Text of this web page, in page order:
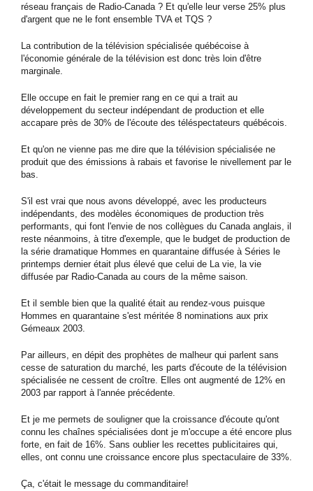
réseau français de Radio-Canada ? Et qu'elle leur verse 25% plus
d'argent que ne le font ensemble TVA et TQS ?
La contribution de la télévision spécialisée québécoise à
l'économie générale de la télévision est donc très loin d'être
marginale.
Elle occupe en fait le premier rang en ce qui a trait au
développement du secteur indépendant de production et elle
accapare près de 30% de l'écoute des téléspectateurs québécois.
Et qu'on ne vienne pas me dire que la télévision spécialisée ne
produit que des émissions à rabais et favorise le nivellement par le
bas.
S'il est vrai que nous avons développé, avec les producteurs
indépendants, des modèles économiques de production très
performants, qui font l'envie de nos collègues du Canada anglais, il
reste néanmoins, à titre d'exemple, que le budget de production de
la série dramatique Hommes en quarantaine diffusée à Séries le
printemps dernier était plus élevé que celui de La vie, la vie
diffusée par Radio-Canada au cours de la même saison.
Et il semble bien que la qualité était au rendez-vous puisque
Hommes en quarantaine s'est méritée 8 nominations aux prix
Gémeaux 2003.
Par ailleurs, en dépit des prophètes de malheur qui parlent sans
cesse de saturation du marché, les parts d'écoute de la télévision
spécialisée ne cessent de croître. Elles ont augmenté de 12% en
2003 par rapport à l'année précédente.
Et je me permets de souligner que la croissance d'écoute qu'ont
connu les chaînes spécialisées dont je m'occupe a été encore plus
forte, en fait de 16%. Sans oublier les recettes publicitaires qui,
elles, ont connu une croissance encore plus spectaculaire de 33%.
Ça, c'était le message du commanditaire!